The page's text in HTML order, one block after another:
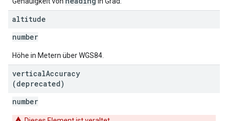
altitude
number
Höhe in Metern über WGS84.
verticalAccuracy
(deprecated)
number